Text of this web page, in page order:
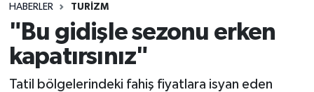
HABERLER TURIZM
"Bu gidişle sezonu erken
kapatırsınız"
Tatil bölgelerindeki fahiş fiyatlara isyan eden
Spor
Turizm
Tüm Manşetler
Son Dakika Haberleri